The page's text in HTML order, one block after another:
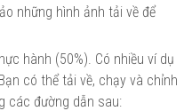
những hình ảnh tải về để
hành (50%). Có nhiều ví dụ
có thể tải về, chạy và chỉnh
các đường dẫn sau: